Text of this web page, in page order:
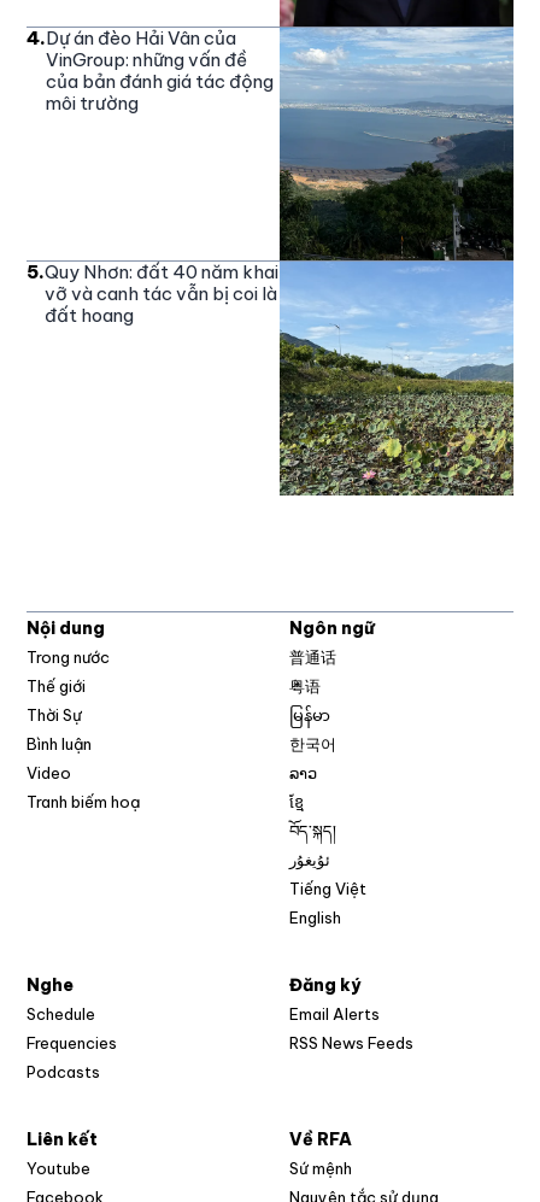
4.Dự án đèo Hải Vân của
VinGroup: những vấn đề
của bản đánh giá tác động
môi trường
5.Quy Nhơn: đất 40 năm khai
vỡ và canh tác vẫn bị coi là
đất hoang
Nội dung
Trong nước
Thế giới
Thời Sự
Bình luận
Video
Tranh biếm hoạ
Ngôn ngữ
普通话
粤语
မြန်မာ
한국어
ລາວ
ខ្មែ
བོད་སྐད།
ئۇيغۇر
Tiếng Việt
English
Nghe
Schedule
Frequencies
Podcasts
Đăng ký
Email Alerts
RSS News Feeds
Liên kết
Youtube
Facebook
Về RFA
Sứ mệnh
Nguyên tắc sử dụng